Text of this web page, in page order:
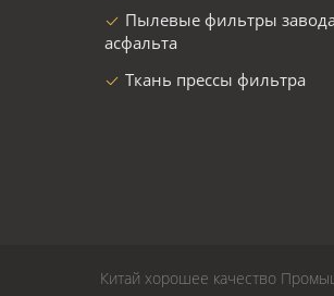
Пылевые фильтры завода
асфальта
Ткань прессы фильтра
Китай хорошее качество